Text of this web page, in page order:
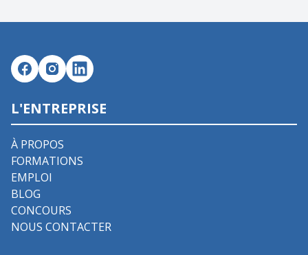
L'ENTREPRISE
À PROPOS
FORMATIONS
EMPLOI
BLOG
CONCOURS
NOUS CONTACTER